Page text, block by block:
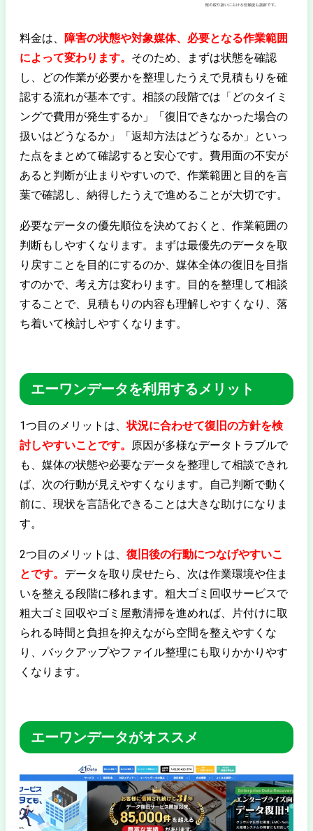
料金は、
障害の状態や対象媒体、必要となる作業範囲
によって変わります。 そのため、まずは状態を確認
し、どの作業が必要かを整理したうえで見積もりを確
認する流れが基本です。相談の段階では「どのタイミ
ングで費用が発生するか」「復旧できなかった場合の
扱いはどうなるか」「返却方法はどうなるか」といっ
た点をまとめて確認すると安心です。費用面の不安が
あると判断が止まりやすいので、作業範囲と目的を言
葉で確認し、納得したうえで進めることが大切です。
必要なデータの優先順位を決めておくと、作業範囲の
判断もしやすくなります。まずは最優先のデータを取
り戻すことを目的にするのか、媒体全体の復旧を目指
すのかで、考え方は変わります。目的を整理して相談
することで、見積もりの内容も理解しやすくなり、落
ち着いて検討しやすくなります。
エーワンデータを利用するメリット
1つ目のメリットは、状況に合わせて復旧の方針を検
討しやすいことです。 原因が多様なデータトラブルで
も、媒体の状態や必要なデータを整理して相談できれ
ば、次の行動が見えやすくなります。自己判断で動く
前に、現状を言語化できることは大きな助けになりま
す。
2つ目のメリットは、 復旧後の行動につなげやすいこ
とです。 データを取り戻せたら、次は作業環境や住ま
いを整える段階に移れます。粗大ゴミ回収サービスで
粗大ゴミ回収やゴミ屋敷清掃を進めれば、片付けに取
られる時間と負担を抑えながら空間を整えやすくな
り、バックアップやファイル整理にも取りかかりやす
くなります。
エーワンデータがオススメ